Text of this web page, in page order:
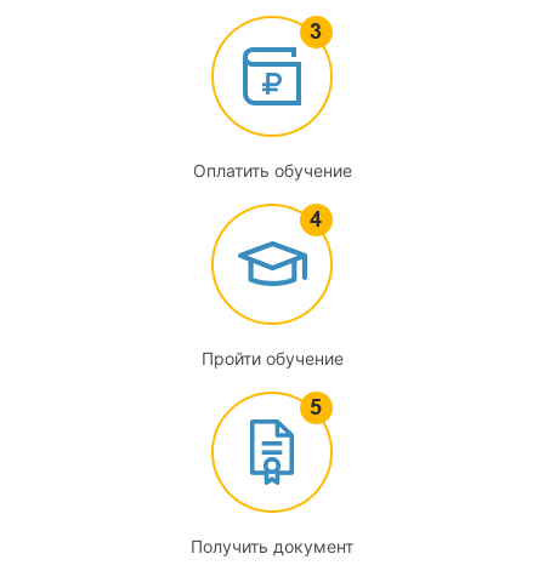
Оплатить обучение
Пройти обучение
Получить документ